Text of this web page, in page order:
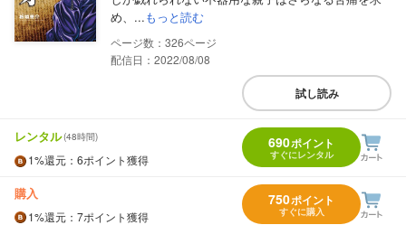
め、...もっと読む
326
配信日：2022/08/08
試し読み
レンタル(48時間)
1%還元 ：6ポイント獲得
690ポイント
すぐにレンタル
購入
1%還元 ：7ポイント獲得
750ポイント
すぐに購入